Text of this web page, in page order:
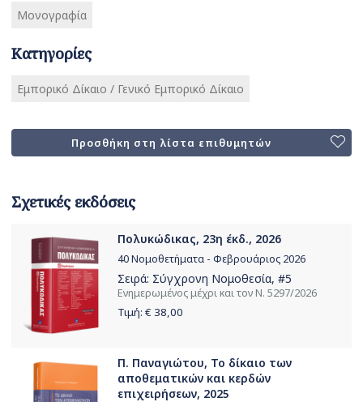
Μονογραφία
Κατηγορίες
Εμπορικό Δίκαιο / Γενικό Εμπορικό Δίκαιο
Προσθήκη στη λίστα επιθυμητών
Σχετικές εκδόσεις
Πολυκώδικας, 23η έκδ., 2026
40 Νομοθετήματα - Φεβρουάριος 2026
Σειρά: Σύγχρονη Νομοθεσία, #5
Ενημερωμένος μέχρι και τον Ν. 5297/2026
Τιμή: € 38,00
Π. Παναγιώτου, Το δίκαιο των
αποθεματικών και κερδών
επιχειρήσεων, 2025